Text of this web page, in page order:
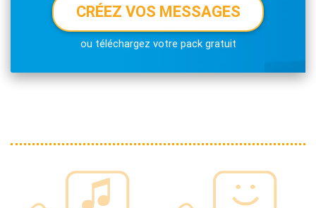
CRÉEZ VOS MESSAGES
ou téléchargez votre pack gratuit